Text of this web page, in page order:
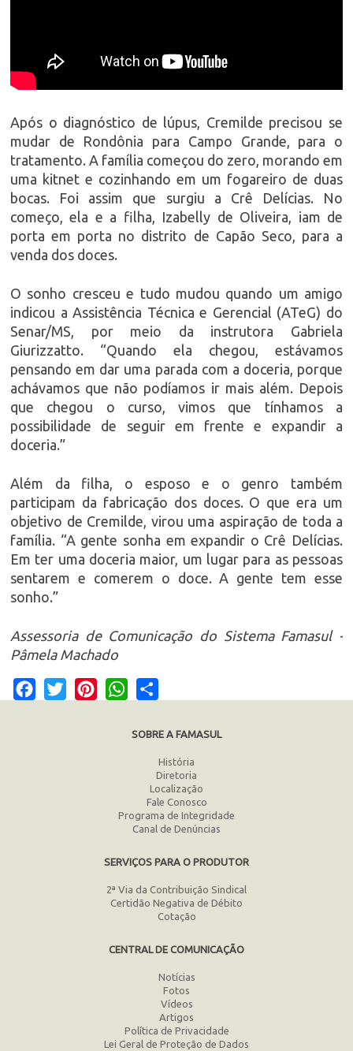
Após o diagnóstico de lúpus, Cremilde precisou se
mudar de Rondônia para Campo Grande, para o
tratamento. A família começou do zero, morando em
uma kitnet e cozinhando em um fogareiro de duas
bocas. Foi assim que surgiu a Crê Delícias. No
começo, ela e a filha, Izabelly de Oliveira, iam de
porta em porta no distrito de Capão Seco, para a
venda dos doces.
O sonho cresceu e tudo mudou quando um amigo
indicou a Assistência Técnica e Gerencial (ATeG) do
Senar/MS, por meio da instrutora Gabriela
Giurizzatto. “Quando ela chegou, estávamos
pensando em dar uma parada com a doceria, porque
achávamos que não podíamos ir mais além. Depois
que chegou o curso, vimos que tínhamos a
possibilidade de seguir em frente e expandir a
doceria.”
Além da filha, o esposo e o genro também
participam da fabricação dos doces. O que era um
objetivo de Cremilde, virou uma aspiração de toda a
família. “A gente sonha em expandir o Crê Delícias.
Em ter uma doceria maior, um lugar para as pessoas
sentarem e comerem o doce. A gente tem esse
sonho.”
Assessoria de Comunicação do Sistema Famasul -
Pâmela Machado
Facebook
Twitter PinterestWhatsApp
SOBRE A FAMASUL
História
Diretoria
Localização
Fale Conosco
Programa de Integridade
Canal de Denúncias
SERVIÇOS PARA O PRODUTOR
2ª Via da Contribuição Sindical
Certidão Negativa de Débito
Cotação
CENTRAL DE COMUNICAÇÃO
Notícias
Fotos
Vídeos
Artigos
Política de Privacidade
Lei Geral de Proteção de Dados